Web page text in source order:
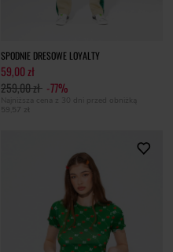
SPODNIE DRESOWE LOYALTY
59,00 zł
259,00 zł -77%
Najniższa cena z 30 dni przed obniżką
59,57 zł